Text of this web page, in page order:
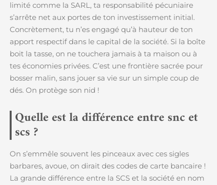
limité comme la SARL, ta responsabilité pécuniaire
s’arrête net aux portes de ton investissement initial.
Concrètement, tu n’es engagé qu’à hauteur de ton
apport respectif dans le capital de la société. Si la boîte
boit la tasse, on ne touchera jamais à ta maison ou à
tes économies privées. C’est une frontière sacrée pour
bosser malin, sans jouer sa vie sur un simple coup de
dés. On protège son nid !
Quelle est la différence entre snc et
scs ?
On s’emmêle souvent les pinceaux avec ces sigles
barbares, avoue, on dirait des codes de carte bancaire !
La grande différence entre la SCS et la société en nom